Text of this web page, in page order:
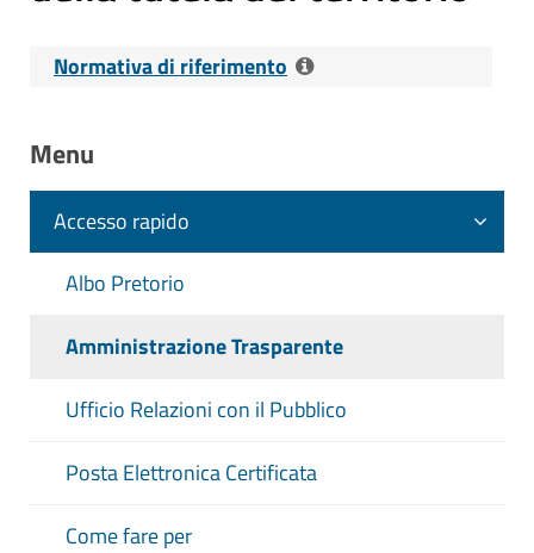
Normativa di riferimento
2013 n. 33 - Art. 40, c. 2 - Pubblicazione
e accesso alle informazioni ambientali
Contenuti dell'obbligo
stato dell'ambiente redatta dal Ministero
Aggiornamento: Tempestivo (ex art. 8,
Menu
Accesso rapido
Albo Pretorio
Amministrazione Trasparente
Ufficio Relazioni con il Pubblico
Posta Elettronica Certificata
Come fare per